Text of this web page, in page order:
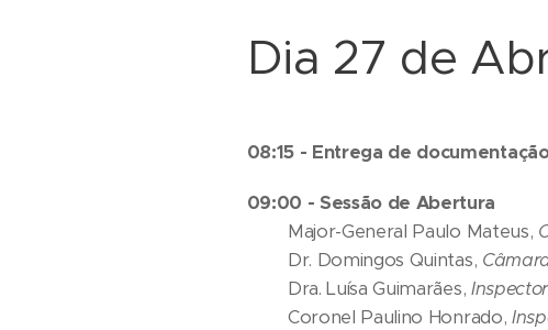
Dia 27 de
08:15 - Entrega de
09:00 - Sessão de Abertura
Major-General Paulo Mateus,
Dr. Domingos Quintas,
Dra. Luísa Guimarães,
Coronel Paulino Honrado,